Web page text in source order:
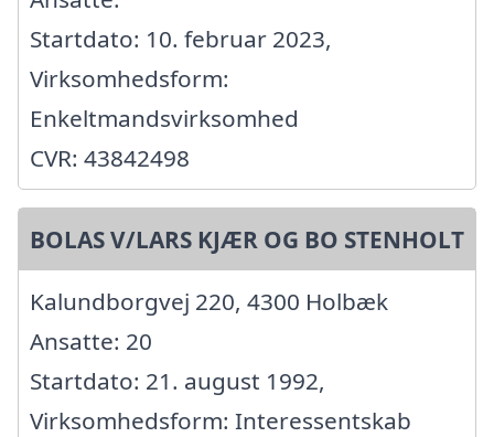
Startdato: 10. februar 2023,
Virksomhedsform:
Enkeltmandsvirksomhed
CVR: 43842498
BOLAS V/LARS KJÆR OG BO STENHOLT
Kalundborgvej 220, 4300 Holbæk
Ansatte: 20
Startdato: 21. august 1992,
Virksomhedsform: Interessentskab